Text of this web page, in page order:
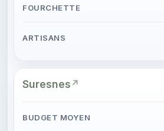
Suresnes